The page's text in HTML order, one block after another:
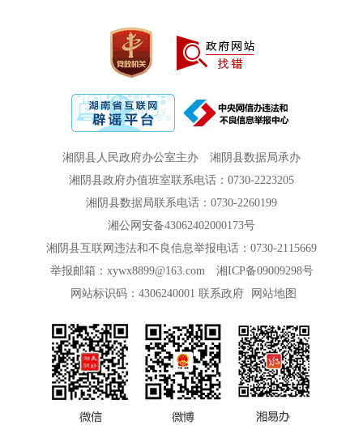
湘阴县人民政府办公室主办
湘阴县数据局承办
湘阴县政府办值班室联系电话：0730-2223205
湘阴县数据局联系电话：0730-2260199
湘公网安备43062402000173号
湘阴县互联网违法和不良信息举报电话：0730-2115669
举报邮箱：xywx8899@163.com
湘ICP备09009298号
网站标识码：4306240001 联系政府 网站地图